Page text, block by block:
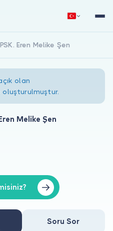
Giriş Yap
Eren Melike Şen
olan
Melike Şen
Soru Sor